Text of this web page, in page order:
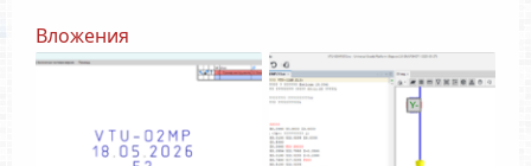
Вложения